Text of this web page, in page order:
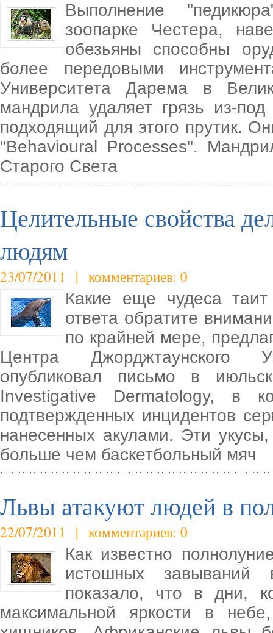
Выполнение
зоопарке Честера,
обезьяны способны
более передовыми
Университета Дарема в
мандрила удаляет грязь из-
подходящий для этого прутик.
"Behavioural Processes".
Старого Света
Целительные свойства
людям
23/07/2011 | комментариев: 0
Какие еще чудеса
ответа обратите
по крайней мере,
Центра Джорджтаунского
опубликовал письмо в
Investigative Dermatology, в
подтвержденных инцидентов
нанесенных акулами. Эти
больше чем баскетбольный мяч
Львы атакуют людей в
22/07/2011 | комментариев: 0
Как известно
истошных завываний
показало, что в дни,
максимальной яркости в